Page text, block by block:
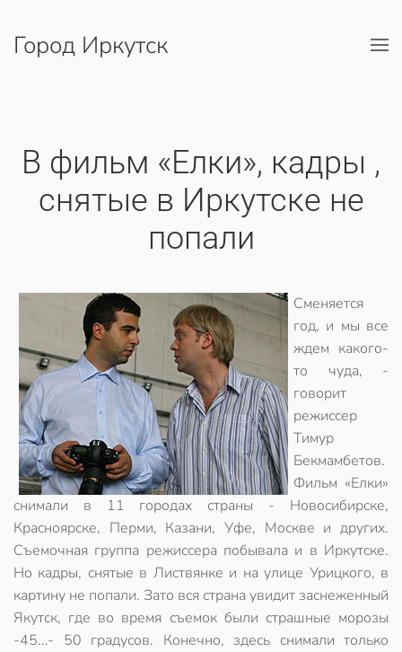
Перейти к содержимому
Город Иркутск
В фильм «Елки», кадры ,
снятые в Иркутске не
попали
Сменяется
год, и мы все
ждем какого-
то чуда, -
говорит
режиссер
Тимур
Бекмамбетов.
Фильм «Елки»
снимали в 11 городах страны - Новосибирске,
Красноярске, Перми, Казани, Уфе, Москве и других.
Съемочная группа режиссера побывала и в Иркутске.
Но кадры, снятые в Листвянке и на улице Урицкого, в
картину не попали. Зато вся страна увидит заснеженный
Якутск, где во время съемок были страшные морозы
-45...- 50 градусов. Конечно, здесь снимали только